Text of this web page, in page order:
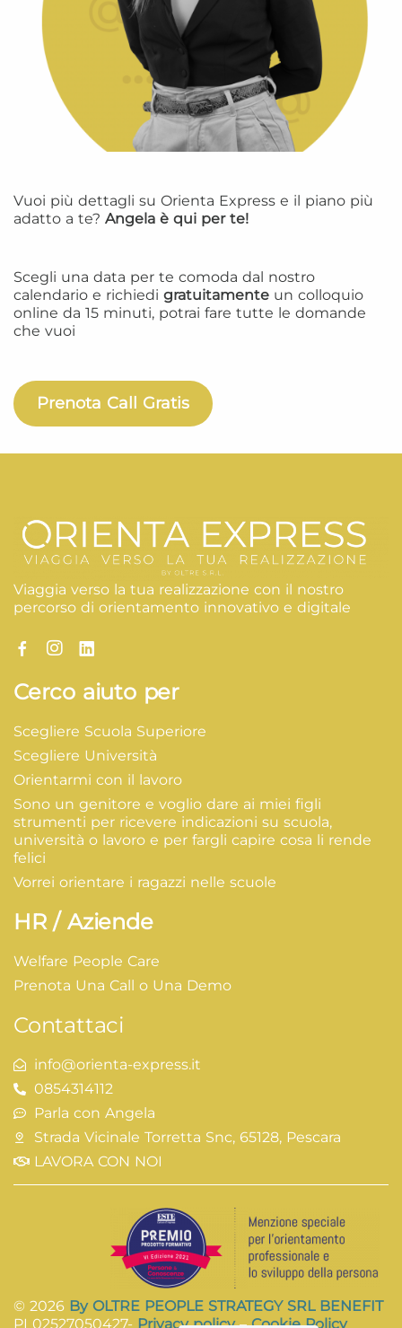
Vuoi più dettagli su Orienta Express e il piano più
adatto a te? Angela è qui per te!
Scegli una data per te comoda dal nostro
calendario e richiedi gratuitamente un colloquio
online da 15 minuti, potrai fare tutte le domande
che vuoi
Prenota Call Gratis
Viaggia verso la tua realizzazione con il nostro
percorso di orientamento innovativo e digitale
Cerco aiuto per
Scegliere Scuola Superiore
Scegliere Università
Orientarmi con il lavoro
Sono un genitore e voglio dare ai miei figli
strumenti per ricevere indicazioni su scuola,
università o lavoro e per fargli capire cosa li rende
felici
Vorrei orientare i ragazzi nelle scuole
HR / Aziende
Welfare People Care
Prenota Una Call o Una Demo
Contattaci
info@orienta-express.it
0854314112
Parla con Angela
Strada Vicinale Torretta Snc, 65128, Pescara
LAVORA CON NOI
© 2026 By OLTRE PEOPLE STRATEGY SRL BENEFIT
PI 02527050427- Privacy policy–Cookie Policy